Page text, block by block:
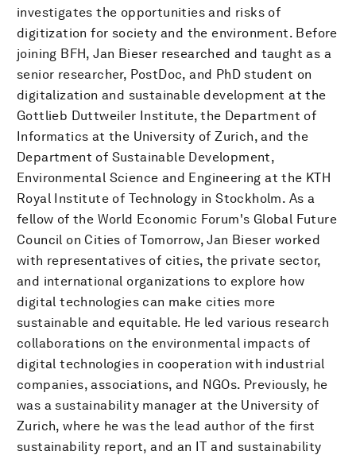
investigates the opportunities and risks of
digitization for society and the environment. Before
joining BFH, Jan Bieser researched and taught as a
senior researcher, PostDoc, and PhD student on
digitalization and sustainable development at the
Gottlieb Duttweiler Institute, the Department of
Informatics at the University of Zurich, and the
Department of Sustainable Development,
Environmental Science and Engineering at the KTH
Royal Institute of Technology in Stockholm. As a
fellow of the World Economic Forum's Global Future
Council on Cities of Tomorrow, Jan Bieser worked
with representatives of cities, the private sector,
and international organizations to explore how
digital technologies can make cities more
sustainable and equitable. He led various research
collaborations on the environmental impacts of
digital technologies in cooperation with industrial
companies, associations, and NGOs. Previously, he
was a sustainability manager at the University of
Zurich, where he was the lead author of the first
sustainability report, and an IT and sustainability